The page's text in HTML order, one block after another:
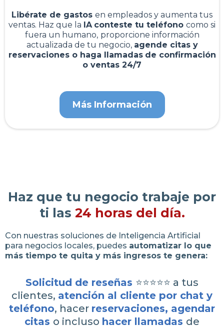
Libérate de gastos en empleados y aumenta tus
ventas. Haz que la IA conteste tu teléfono como si
fuera un humano, proporcione información
actualizada de tu negocio, agende citas y
reservaciones o haga llamadas de confirmación
o ventas 24/7
Más Información
Haz que tu negocio trabaje por
ti las 24 horas del día.
Con nuestras soluciones de Inteligencia Artificial
para negocios locales, puedes automatizar lo que
más tiempo te quita y más ingresos te genera:
Solicitud de reseñas ⭐️⭐️⭐️⭐️⭐️ a tus
clientes, atención al cliente por chat y
teléfono, hacer reservaciones, agendar
citas o incluso hacer llamadas de